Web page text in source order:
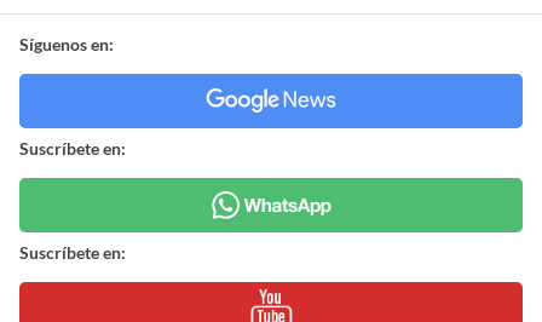
Síguenos en:
Suscríbete en:
Suscríbete en: